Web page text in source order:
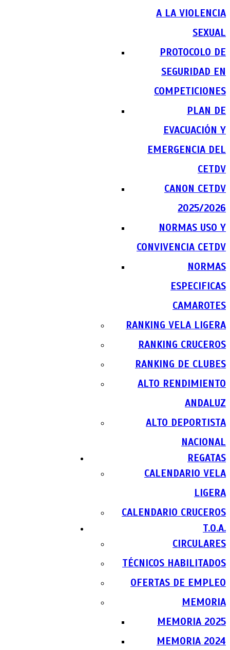
A LA VIOLENCIA
SEXUAL
PROTOCOLO DE
SEGURIDAD EN
COMPETICIONES
PLAN DE
EVACUACIÓN Y
EMERGENCIA DEL
CETDV
CANON CETDV
2025/2026
NORMAS USO Y
CONVIVENCIA CETDV
NORMAS
ESPECIFICAS
CAMAROTES
RANKING VELA LIGERA
RANKING CRUCEROS
RANKING DE CLUBES
ALTO RENDIMIENTO
ANDALUZ
ALTO DEPORTISTA
NACIONAL
REGATAS
CALENDARIO VELA
LIGERA
CALENDARIO CRUCEROS
T.O.A.
CIRCULARES
TÉCNICOS HABILITADOS
OFERTAS DE EMPLEO
MEMORIA
MEMORIA 2025
MEMORIA 2024